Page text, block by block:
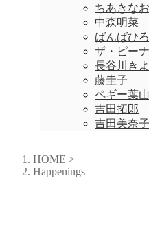
ちあきな
中森明菜
ばんばひ
ザ・ピー
長谷川き
藤圭子
ペギー葉山
吉田拓郎
吉田美奈子
HOME >
Happenings